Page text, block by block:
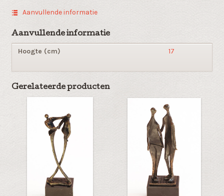
kijk
de
toekomst"
aantal
Aanvullende informatie
Aanvullende informatie
Hoogte (cm) 17
Gerelateerde producten